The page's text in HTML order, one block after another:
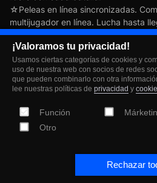
¡Valoramos tu privacidad!
Usamos ciertas categorías de cookies y
uso de nuestra web con socios de redes
que pueden combinarlo con otra
lee nuestras políticas de privacidad y
Función
Otro
Rechazar
☆Peleas en línea sincronizadas.
multijugador en línea. Lucha hasta
de posiciones y recibe
☆Arsenal futurista. ¡Armas
únicas y un sistema de mejora!
confiables armas de fuego, también
biónicas, ácidas y de energía.
información sobre la tecnología del
tiene límites!
Tu base está lista, puedes comenzar